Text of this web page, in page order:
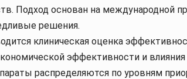
Подход основан на международной
решения.
клиническая оценка
эффективности и
распределяются по уровням